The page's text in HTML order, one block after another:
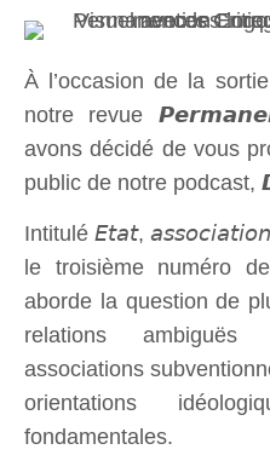
À l’occasion de la
notre revue
avons décidé de vous
public de notre
Intitulé 𝘌𝘵𝘢𝘵,
le troisième numéro
aborde la question de
relations
associations
orientations
fondamentales.